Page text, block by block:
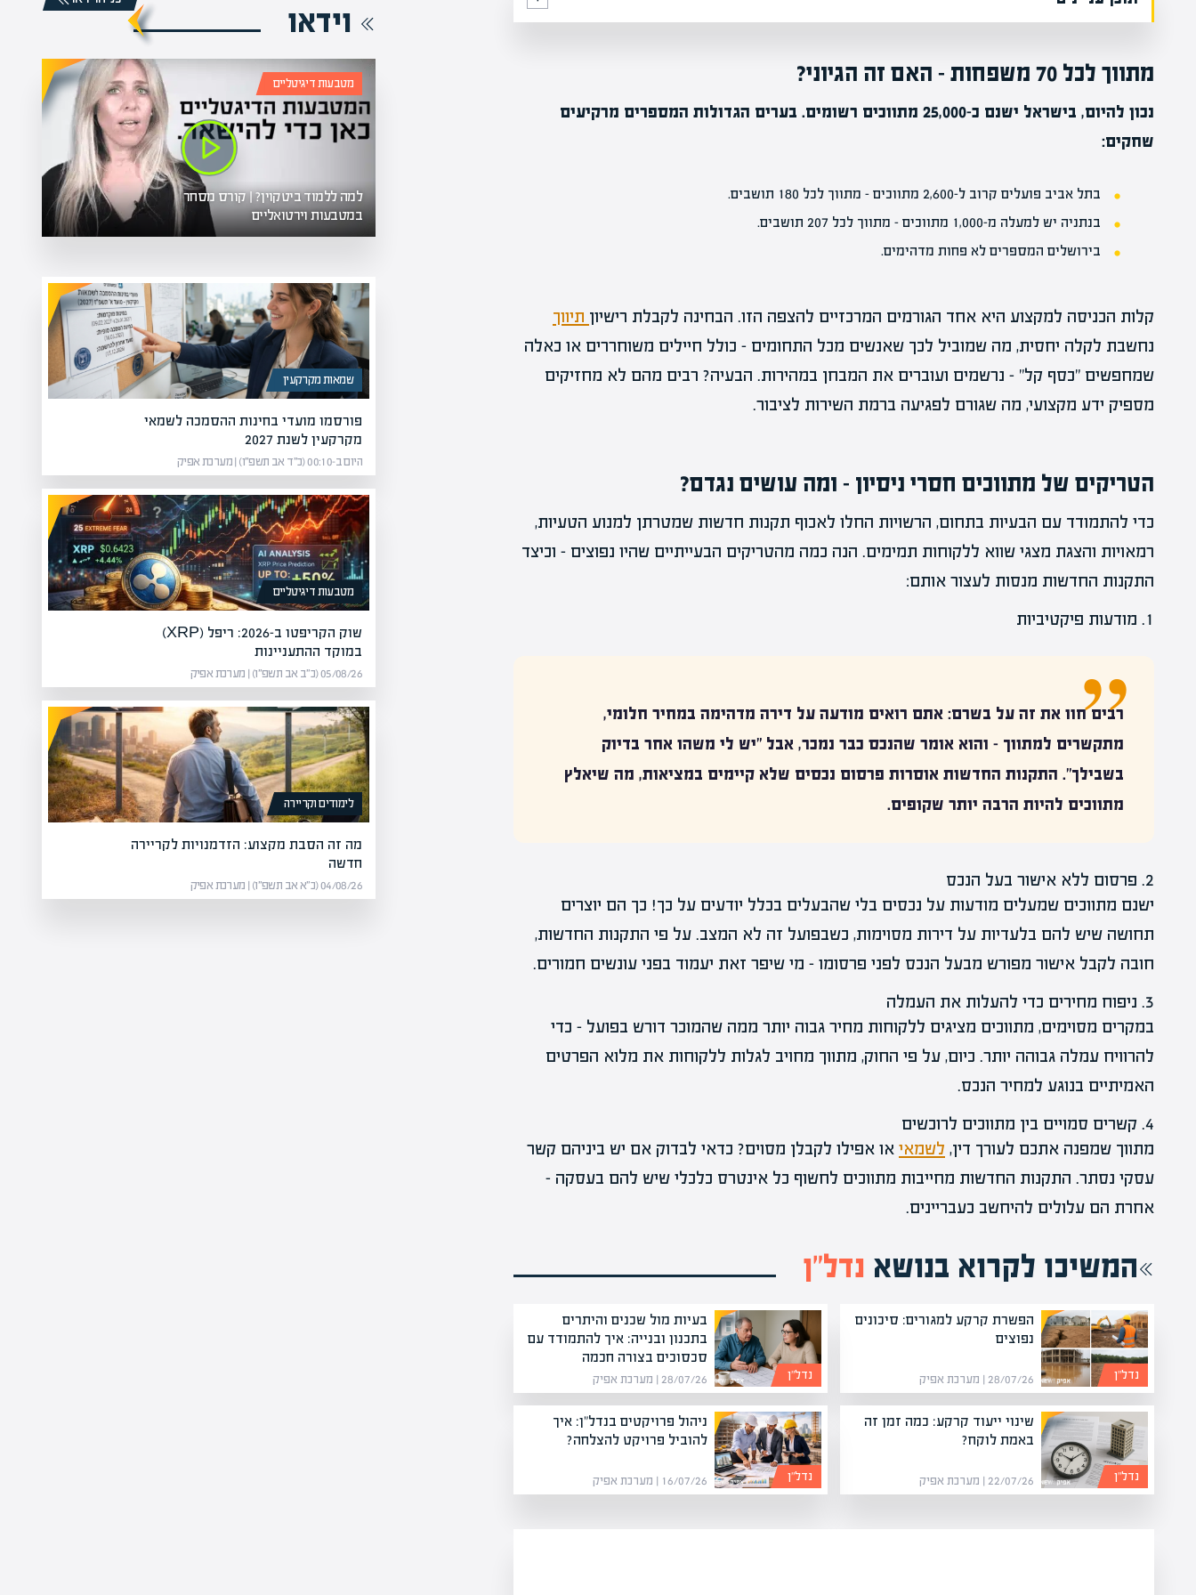
מתווך לכל 70 משפחות – האם זה הגיוני?
נכון להיום, בישראל ישנם כ-25,000 מתווכים רשומים. בערים הגדולות המספרים מרקיעים
שחקים:
בתל אביב פועלים קרוב ל-2,600 מתווכים – מתווך לכל 180 תושבים.
בנתניה יש למעלה מ-1,000 מתווכים – מתווך לכל 207 תושבים.
בירושלים המספרים לא פחות מדהימים.
קלות הכניסה למקצוע היא אחד הגורמים המרכזיים להצפה הזו. הבחינה לקבלת רישיון תיווך
נחשבת לקלה יחסית, מה שמוביל לכך שאנשים מכל התחומים – כולל חיילים משוחררים או כאלה
שמחפשים "כסף קל" – נרשמים ועוברים את המבחן במהירות. הבעיה? רבים מהם לא מחזיקים
מספיק ידע מקצועי, מה שגורם לפגיעה ברמת השירות לציבור.
הטריקים של מתווכים חסרי ניסיון – ומה עושים נגדם?
כדי להתמודד עם הבעיות בתחום, הרשויות החלו לאכוף תקנות חדשות שמטרתן למנוע הטעיות,
רמאויות והצגת מצגי שווא ללקוחות תמימים. הנה כמה מהטריקים הבעייתיים שהיו נפוצים – וכיצד
התקנות החדשות מנסות לעצור אותם:
1. מודעות פיקטיביות
רבים חוו את זה על בשרם: אתם רואים מודעה על דירה מדהימה במחיר חלומי,
מתקשרים למתווך – והוא אומר שהנכס כבר נמכר, אבל "יש לי משהו אחר בדיוק
בשבילך". התקנות החדשות אוסרות פרסום נכסים שלא קיימים במציאות, מה שיאלץ
מתווכים להיות הרבה יותר שקופים.
2. פרסום ללא אישור בעל הנכס
ישנם מתווכים שמעלים מודעות על נכסים בלי שהבעלים בכלל יודעים על כך! כך הם יוצרים
תחושה שיש להם בלעדיות על דירות מסוימות, כשבפועל זה לא המצב. על פי התקנות החדשות,
חובה לקבל אישור מפורש מבעל הנכס לפני פרסומו – מי שיפר זאת יעמוד בפני עונשים חמורים.
3. ניפוח מחירים כדי להעלות את העמלה
במקרים מסוימים, מתווכים מציגים ללקוחות מחיר גבוה יותר ממה שהמוכר דורש בפועל – כדי
להרוויח עמלה גבוהה יותר. כיום, על פי החוק, מתווך מחויב לגלות ללקוחות את מלוא הפרטים
האמיתיים בנוגע למחיר הנכס.
4. קשרים סמויים בין מתווכים לרוכשים
מתווך שמפנה אתכם לעורך דין, לשמאי או אפילו לקבלן מסוים? כדאי לבדוק אם יש ביניהם קשר
עסקי נסתר. התקנות החדשות מחייבות מתווכים לחשוף כל אינטרס כלכלי שיש להם בעסקה –
אחרת הם עלולים להיחשב כעבריינים.
המשיכו לקרוא בנושא נדל”ן
הפשרת קרקע למגורים: סיכונים
נפוצים
28/07/26 | מערכת אפיק נדל”ן
בעיות מול שכנים והיתרים
בתכנון ובנייה: איך להתמודד עם
סכסוכים בצורה חכמה
28/07/26 | מערכת אפיק נדל”ן
שינוי ייעוד קרקע: כמה זמן זה
באמת לוקח?
22/07/26 | מערכת אפיק נדל”ן
ניהול פרויקטים בנדל"ן: איך
להוביל פרויקט להצלחה?
16/07/26 | מערכת אפיק נדל”ן
וידאו
מטבעות דיגיטליים
למה ללמוד ביטקוין? | קורס מסחר
במטבעות וירטואליים
שמאות מקרקעין
פורסמו מועדי בחינות ההסמכה לשמאי
מקרקעין לשנת 2027
היום ב-00:10 (כ״ד אב תשפ״ו) | מערכת אפיק
מטבעות דיגיטליים
שוק הקריפטו ב-2026: ריפל (XRP)
במוקד ההתעניינות
05/08/26 (כ״ב אב תשפ״ו) | מערכת אפיק
לימודים וקריירה
מה זה הסבת מקצוע: הזדמנויות לקריירה
חדשה
04/08/26 (כ״א אב תשפ״ו) | מערכת אפיק